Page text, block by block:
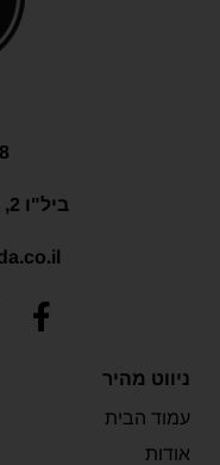
ביל"ו 2, רחובות (קניון עופר)
ניווט מהיר
עמוד הבית
אודות